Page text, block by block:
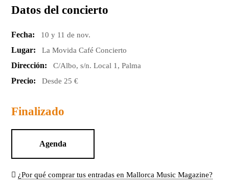
Datos del concierto
Fecha: 10 y 11 de nov.
Lugar: La Movida Café Concierto
Dirección: C/Albo, s/n. Local 1, Palma
Precio: Desde 25 €
Finalizado
Agenda
¿Por qué comprar tus entradas en Mallorca Music Magazine?